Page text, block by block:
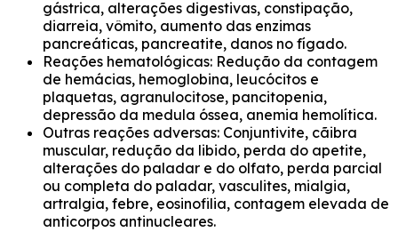
gástrica, alterações digestivas, constipação,
diarreia, vômito, aumento das enzimas
pancreáticas, pancreatite, danos no fígado.
Reações hematológicas: Redução da contagem
de hemácias, hemoglobina, leucócitos e
plaquetas, agranulocitose, pancitopenia,
depressão da medula óssea, anemia hemolítica.
Outras reações adversas: Conjuntivite, cãibra
muscular, redução da libido, perda do apetite,
alterações do paladar e do olfato, perda parcial
ou completa do paladar, vasculites, mialgia,
artralgia, febre, eosinofilia, contagem elevada de
anticorpos antinucleares.